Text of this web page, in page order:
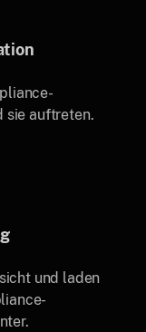
sie auftreten.
und laden